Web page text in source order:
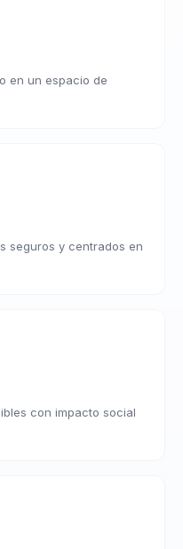
en un espacio de
seguros y centrados en
con impacto social